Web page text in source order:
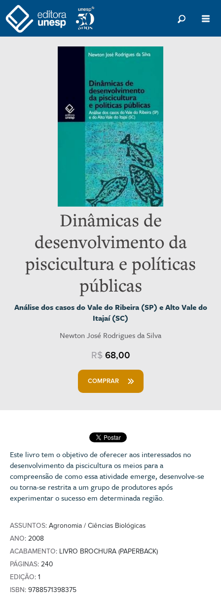
Dinâmicas de
desenvolvimento da
piscicultura e políticas
públicas
Análise dos casos do Vale do Ribeira (SP) e Alto Vale do
Itajaí (SC)
Newton José Rodrigues da Silva
R$ 68,00
COMPRAR
Este livro tem o objetivo de oferecer aos interessados no
desenvolvimento da piscicultura os meios para a
compreensão de como essa atividade emerge, desenvolve-se
ou torna-se restrita a um grupo de produtores após
experimentar o sucesso em determinada região.
ASSUNTOS: Agronomia / Ciências Biológicas
ANO: 2008
ACABAMENTO: LIVRO BROCHURA (PAPERBACK)
PÁGINAS: 240
EDIÇÃO: 1
ISBN: 9788571398375